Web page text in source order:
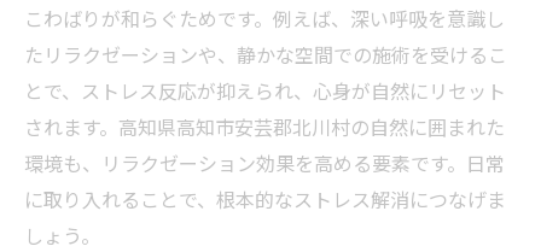
こわばりが和らぐためです。例えば、深い呼吸を意識し
たリラクゼーションや、静かな空間での施術を受けるこ
とで、ストレス反応が抑えられ、心身が自然にリセット
されます。高知県高知市安芸郡北川村の自然に囲まれた
環境も、リラクゼーション効果を高める要素です。日常
に取り入れることで、根本的なストレス解消につなげま
しょう。